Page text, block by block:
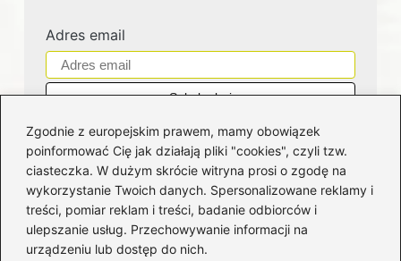
Zgodnie z europejskim prawem, mamy obowiązek
poinformować Cię jak działają pliki "cookies", czyli tzw.
ciasteczka. W dużym skrócie witryna prosi o zgodę na
wykorzystanie Twoich danych. Spersonalizowane reklamy i
treści, pomiar reklam i treści, badanie odbiorców i
ulepszanie usług. Przechowywanie informacji na
urządzeniu lub dostęp do nich.
Adres email
Kategorie
Bankowość (181)